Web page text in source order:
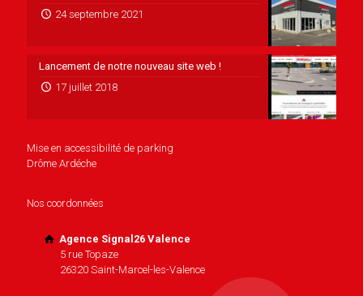
24 septembre 2021
Lancement de notre nouveau site web !
17 juillet 2018
Mise en accessibilité de parking
Drôme Ardéche
Nos coordonnées
Agence Signal26 Valence
5 rue Topaze
26320 Saint-Marcel-les-Valence